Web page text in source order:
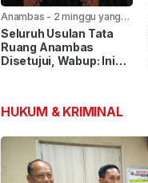
Anambas - 2 minggu yang
lalu
Seluruh Usulan Tata
Ruang Anambas
Disetujui, Wabup: Ini
HUKUM & KRIMINAL